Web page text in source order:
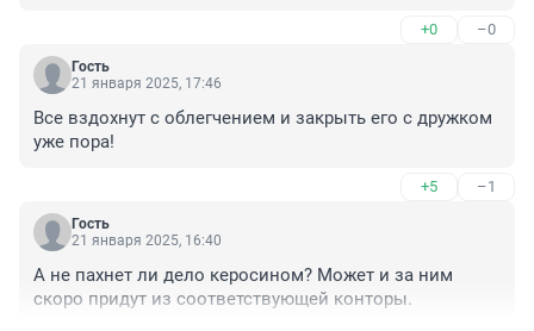
+0 –0
Гость
21 января 2025, 17:46
Все вздохнут с облегчением и закрыть его с дружком
уже пора!
+5 –1
Гость
21 января 2025, 16:40
А не пахнет ли дело керосином? Может и за ним
скоро придут из соответствующей конторы.